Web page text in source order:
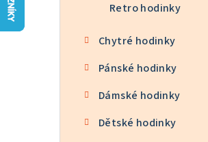
Retro hodinky
Chytré hodinky
Pánské hodinky
Dámské hodinky
Dětské hodinky